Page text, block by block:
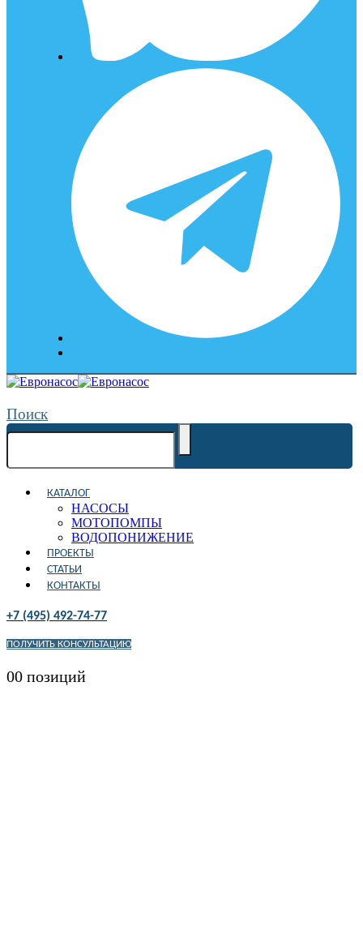
Поиск
КАТАЛОГ
НАСОСЫ
МОТОПОМПЫ
ВОДОПОНИЖЕНИЕ
ПРОЕКТЫ
СТАТЬИ
КОНТАКТЫ
+7 (495) 492-74-77
ПОЛУЧИТЬ КОНСУЛЬТАЦИЮ
00 позиций